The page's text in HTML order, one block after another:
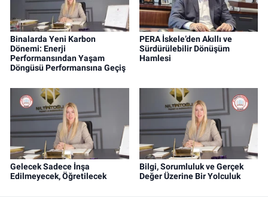
Binalarda Yeni Karbon
Dönemi: Enerji
Performansından Yaşam
Döngüsü Performansına Geçiş
PERA İskele’den Akıllı ve
Sürdürülebilir Dönüşüm
Hamlesi
Gelecek Sadece İnşa
Edilmeyecek, Öğretilecek
Bilgi, Sorumluluk ve Gerçek
Değer Üzerine Bir Yolculuk